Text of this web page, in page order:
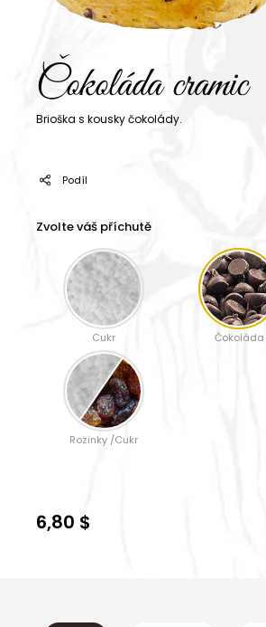
Čokoláda cramic
Brioška s kousky čokolády.
Podíl
Zvolte váš příchutě
Cukr Čokoláda
Rozinky /Cukr
6,80 $